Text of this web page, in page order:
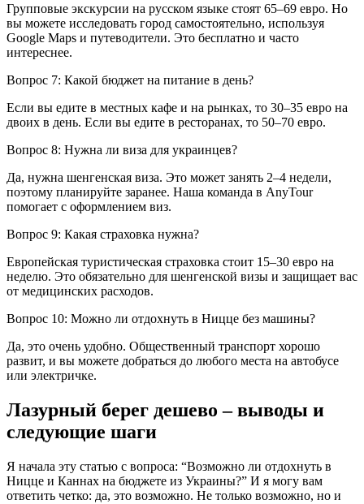
Групповые экскурсии на русском языке стоят 65–69 евро. Но
вы можете исследовать город самостоятельно, используя
Google Maps и путеводители. Это бесплатно и часто
интереснее.
Вопрос 7: Какой бюджет на питание в день?
Если вы едите в местных кафе и на рынках, то 30–35 евро на
двоих в день. Если вы едите в ресторанах, то 50–70 евро.
Вопрос 8: Нужна ли виза для украинцев?
Да, нужна шенгенская виза. Это может занять 2–4 недели,
поэтому планируйте заранее. Наша команда в AnyTour
помогает с оформлением виз.
Вопрос 9: Какая страховка нужна?
Европейская туристическая страховка стоит 15–30 евро на
неделю. Это обязательно для шенгенской визы и защищает вас
от медицинских расходов.
Вопрос 10: Можно ли отдохнуть в Ницце без машины?
Да, это очень удобно. Общественный транспорт хорошо
развит, и вы можете добраться до любого места на автобусе
или электричке.
Лазурный берег дешево – выводы и
следующие шаги
Я начала эту статью с вопроса: “Возможно ли отдохнуть в
Ницце и Каннах на бюджете из Украины?” И я могу вам
ответить четко: да, это возможно. Не только возможно, но и